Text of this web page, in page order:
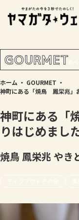
GOURMETた
ホーム ・ GOURMET ・
神町にある「
りはじめました
焼鳥 鳳栄兆 やき
テイクアウトその他